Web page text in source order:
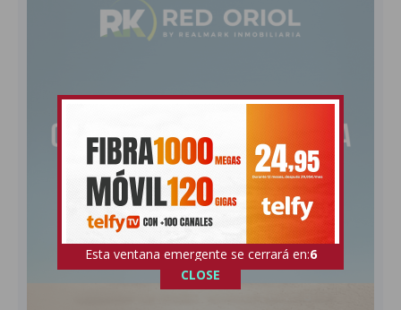
Esta ventana emergente se cerrará en:5
CLOSE